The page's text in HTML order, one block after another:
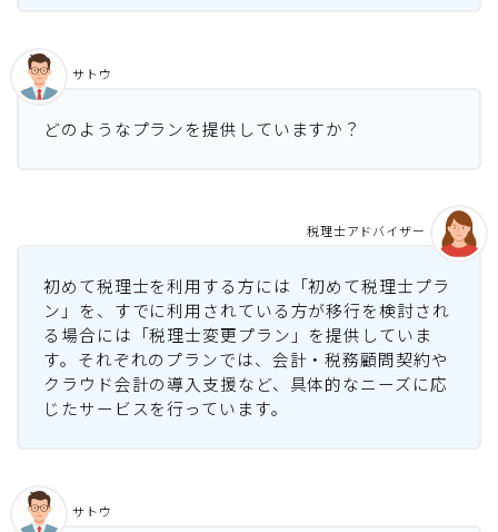
どのようなプランを提供していますか？
サトウ
初めて税理士を利用する方には「初めて税理士プラ
ン」を、すでに利用されている方が移行を検討され
る場合には「税理士変更プラン」を提供していま
す。それぞれのプランでは、会計・税務顧問契約や
クラウド会計の導入支援など、具体的なニーズに応
じたサービスを行っています。
税理士アドバイザー
サトウ